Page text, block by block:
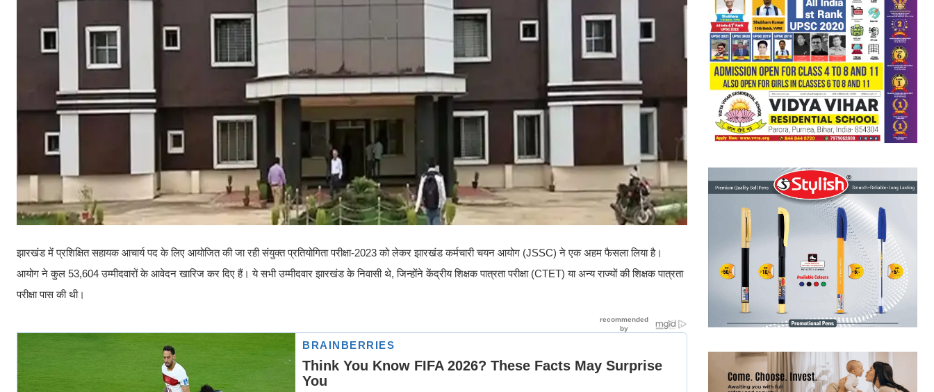
झारखंड में प्रशिक्षित सहायक आचार्य पद के लिए आयोजित की जा रही संयुक्त प्रतियोगिता परीक्षा-2023 को लेकर झारखंड कर्मचारी चयन आयोग (JSSC) ने एक अहम फैसला लिया है।
आयोग ने कुल 53,604 उम्मीदवारों के आवेदन खारिज कर दिए हैं। ये सभी उम्मीदवार झारखंड के निवासी थे, जिन्होंने केंद्रीय शिक्षक पात्रता परीक्षा (CTET) या अन्य राज्यों की शिक्षक पात्रता
परीक्षा पास की थी।